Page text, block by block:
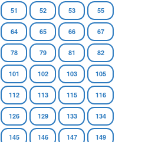
51 52 53 55
64 65 66 67
78 79 81 82
101 102 103 105
112 113 115 116
126 129 133 134
145 146 147 149